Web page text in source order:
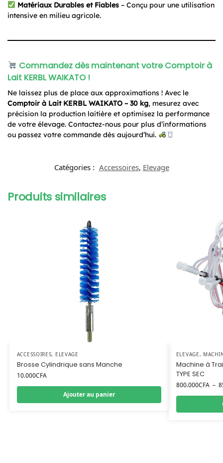
Matériaux Durables et Fiables– Conçu pour une utilisation
intensive en milieu agricole.
Commandez dès maintenant votre Comptoir à
Lait KERBL WAIKATO !
Ne laissez plus de place aux approximations ! Avec le
Comptoir à Lait KERBL WAIKATO – 30 kg, mesurez avec
précision la production laitière et optimisez la performance
de votre élevage. Contactez-nous pour plus d’informations
ou passez votre commande dès aujourd’hui.
Catégories : Accessoires, Elevage
Produits similaires
ACCESSOIRES, ELEVAGE
Brosse Cylindrique sans Manche
10.000CFA
Ajouter au panier
ELEVAGE,
Machine à
TYPE SEC
800.000CFA –